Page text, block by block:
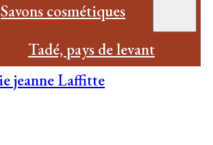
Savons cosmétiques
Tadé, pays de levant
jeanne Laffitte